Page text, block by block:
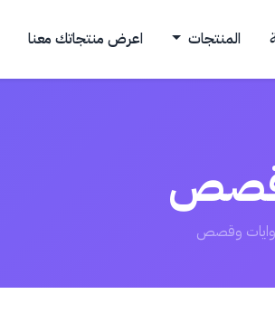
المنتجات اعرض منتجاتك معنا